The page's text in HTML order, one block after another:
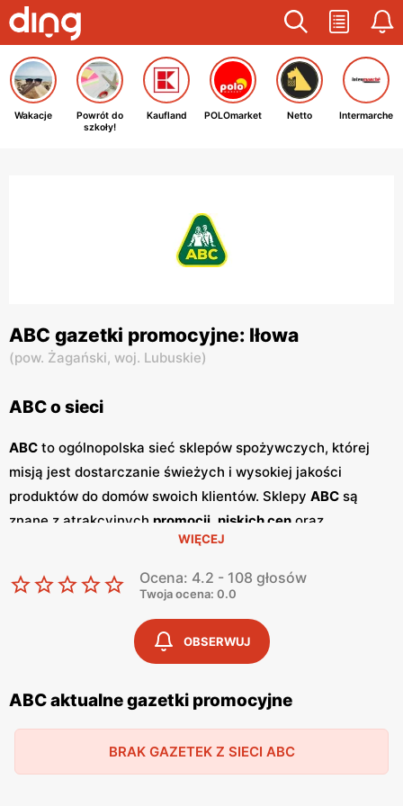
Wakacje
Powrót do
szkoły!
Kaufland POLOmarket Netto Intermarche
ABC gazetki promocyjne: Iłowa
(pow. Żagański, woj. Lubuskie)
ABC o sieci
ABC to ogólnopolska sieć sklepów spożywczych, której
misją jest dostarczanie świeżych i wysokiej jakości
produktów do domów swoich klientów. Sklepy ABC są
znane z atrakcyjnych promocji niskich cen oraz
szerokiego asortymentu, który zaspokaja potrzeby całej
rodziny. Dzięki przyjaznej obsłudze i lokalnym sklepom,
ABC stało się ulubionym miejscem zakupów dla wielu
regularnie publikuje
, w których prezentowane są najlepsze oferty
oraz nowości produktowe.Gazetkite ukazują się kilka razy
w miesiącu, umożliwiając klientom śledzenie najnowszych
okazji i planowanie zakupów z wyprzedzeniem. Dostępne
wersji online na stronie internetowej sieci. Jednym z
WIĘCEJ
Ocena: 4.2 - 108 głosów
Twoja ocena: 0.0
OBSERWUJ
ABC aktualne gazetki promocyjne
BRAK GAZETEK Z SIECI ABC